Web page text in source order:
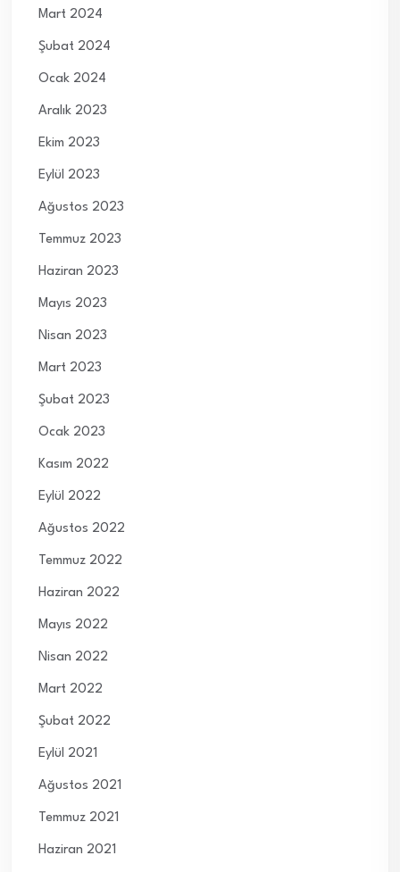
Mart 2024
Şubat 2024
Ocak 2024
Aralık 2023
Ekim 2023
Eylül 2023
Ağustos 2023
Temmuz 2023
Haziran 2023
Mayıs 2023
Nisan 2023
Mart 2023
Şubat 2023
Ocak 2023
Kasım 2022
Eylül 2022
Ağustos 2022
Temmuz 2022
Haziran 2022
Mayıs 2022
Nisan 2022
Mart 2022
Şubat 2022
Eylül 2021
Ağustos 2021
Temmuz 2021
Haziran 2021